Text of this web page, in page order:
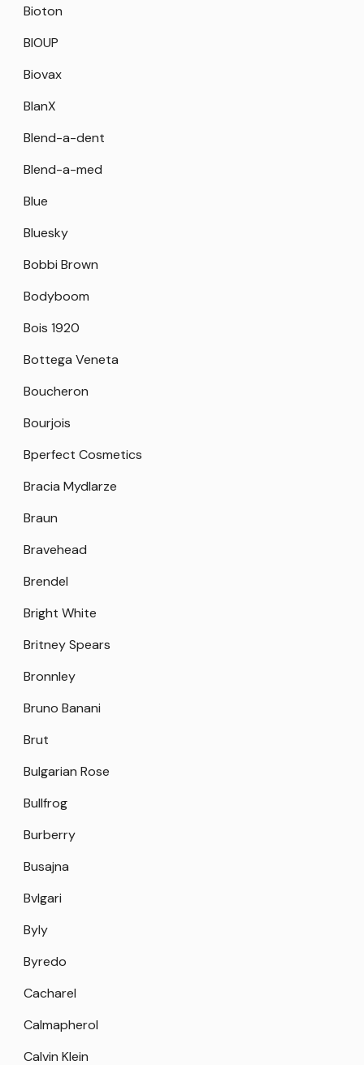
Bioton
BIOUP
Biovax
BlanX
Blend-a-dent
Blend-a-med
Blue
Bluesky
Bobbi Brown
Bodyboom
Bois 1920
Bottega Veneta
Boucheron
Bourjois
Bperfect Cosmetics
Bracia Mydlarze
Braun
Bravehead
Brendel
Bright White
Britney Spears
Bronnley
Bruno Banani
Brut
Bulgarian Rose
Bullfrog
Burberry
Busajna
Bvlgari
Byly
Byredo
Cacharel
Calmapherol
Calvin Klein